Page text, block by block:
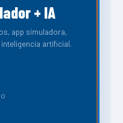
+ IA
app simuladora,
artificial.